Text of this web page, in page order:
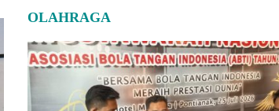
OLAHRAGA